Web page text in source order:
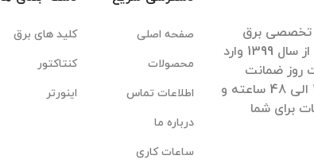
تخصصی برق
صنعتی کشور پس از بیش از 40 سال تجربه موفق از سال 1399 وارد
روز ضمانت
بازگشت کالا، ضمانت اصل بودن آن، تحویل سریع 1 الی 48 ساعته و
برای شما
صفحه اصلی
محصولات
اطلاعات تماس
درباره ما
ساعات کاری
کلید های برق
کنتاکتور
اینورتر